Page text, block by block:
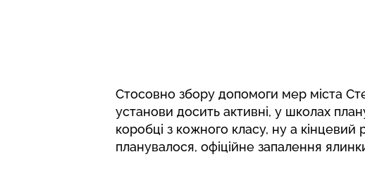
Стосовно збору допомоги мер міста
установи досить активні, у школах
коробці з кожного класу, ну а кінцевий
планувалося, офіційне запалення